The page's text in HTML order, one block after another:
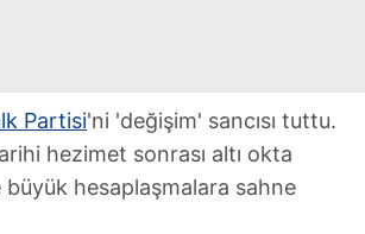
Partisi'ni 'değişim' sancısı tuttu.
hezimet sonrası altı okta
hesaplaşmalara sahne